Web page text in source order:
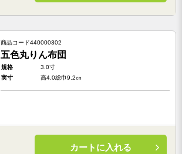
商品コード440000302
五色丸りん布団
規格
3.0寸
実寸
高4.0総巾9.2㎝
カートに入れる